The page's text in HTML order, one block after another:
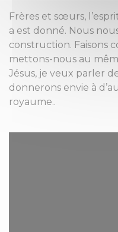
Frères et sœurs,
a est donné. Nous
construction. Faisons
mettons-nous au
Jésus, je veux parler
donnerons envie à
royaume..